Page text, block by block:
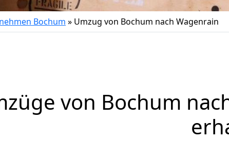
Bochum » Umzug von Bochum nach Wagenrain
von Bochum